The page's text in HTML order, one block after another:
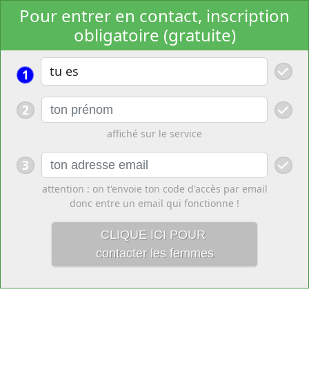
Pour entrer en contact, inscription
obligatoire (gratuite)
1
2
affiché sur le service
3
attention : on t'envoie ton code d'accès par email
donc entre un email qui fonctionne !
CLIQUE ICI POUR
contacter les femmes